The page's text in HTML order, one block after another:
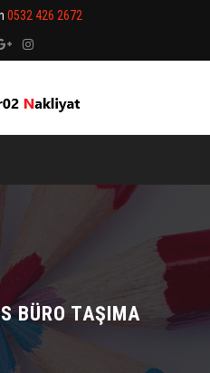
0532 426 2672
BÜRO TAŞIMA